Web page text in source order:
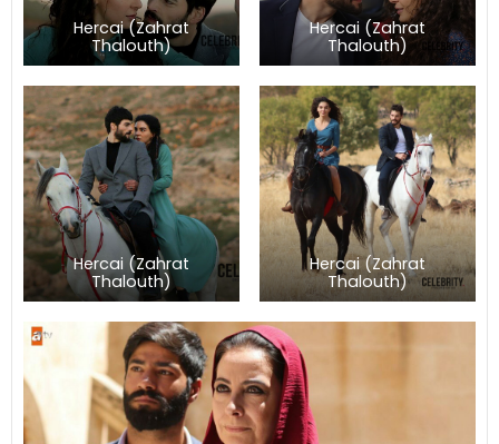
Hercai (Zahrat
Thalouth)
Hercai (Zahrat
Thalouth)
Hercai (Zahrat
Thalouth)
Hercai (Zahrat
Thalouth)